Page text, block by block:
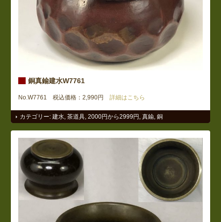
銅真鍮建水W7761
No.W7761 税込価格：2,990円 詳細はこちら
カテゴリー:建水 ,茶道具 ,2000円から2999円 ,真鍮 ,銅